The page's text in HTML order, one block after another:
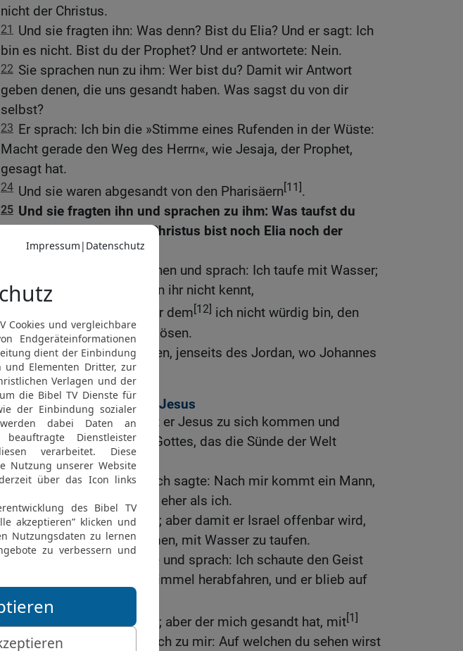
nicht der Christus.
21 Und sie fragten ihn: Was denn? Bist du Elia? Und er sagt: Ich
bin es nicht. Bist du der Prophet? Und er antwortete: Nein.
22 Sie sprachen nun zu ihm: Wer bist du? Damit wir Antwort
geben denen, die uns gesandt haben. Was sagst du von dir
selbst?
23 Er sprach: Ich bin die »Stimme eines Rufenden in der Wüste:
Macht gerade den Weg des Herrn«, wie Jesaja, der Prophet,
gesagt hat.
24 Und sie waren abgesandt von den Pharisäern[11].
25 Und sie fragten ihn und sprachen zu ihm: Was taufst du
denn, wenn du nicht der Christus bist noch Elia noch der
Prophet?
Johannes antwortete ihnen und sprach: Ich taufe mit Wasser;
mitten unter euch steht, den ihr nicht kennt,
der nach mir kommt, vor dem[12] ich nicht würdig bin, den
Riemen seiner Sandale zu lösen.
28 Dies geschah zu Betanien, jenseits des Jordan, wo Johannes
taufte.
Des Täufers Zeugnis über Jesus
29 Am folgenden Tag sieht er Jesus zu sich kommen und
spricht: Siehe, das Lamm Gottes, das die Sünde der Welt
wegnimmt!
30 Dieser ist es, von dem ich sagte: Nach mir kommt ein Mann,
der vor mir ist, denn er war eher als ich.
31 Und ich kannte ihn nicht; aber damit er Israel offenbar wird,
deswegen bin ich gekommen, mit Wasser zu taufen.
32
Und Johannes bezeugte und sprach: Ich schaute den Geist
wie eine Taube aus dem Himmel herabfahren, und er blieb auf
ihm.
33 Und ich kannte ihn nicht; aber der mich gesandt hat, mit[1]
Wasser zu taufen, der sprach zu mir: Auf welchen du sehen wirst